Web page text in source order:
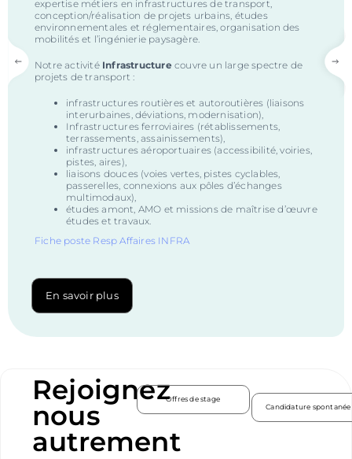
expertise métiers en infrastructures de transport,
conception/réalisation de projets urbains, études
environnementales et réglementaires, organisation des
mobilités et l’ingénierie paysagère.
Notre activité Infrastructure couvre un large spectre de
projets de transport :
infrastructures routières et autoroutières (liaisons
interurbaines, déviations, modernisation),
Infrastructures ferroviaires (rétablissements,
terrassements, assainissements),
infrastructures aéroportuaires (accessibilité, voiries,
pistes, aires),
liaisons douces (voies vertes, pistes cyclables,
passerelles, connexions aux pôles d’échanges
multimodaux),
études amont, AMO et missions de maîtrise d’œuvre
études et travaux.
Fiche poste Resp Affaires INFRA
En savoir plus
Rejoignez
nous
autrement
Offres de stage
Candidature spontanée